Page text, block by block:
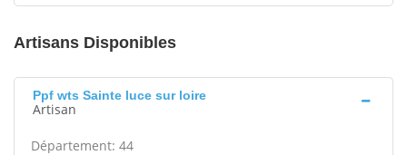
Artisans Disponibles
Ppf wts Sainte luce sur loire
Artisan
Département: 44